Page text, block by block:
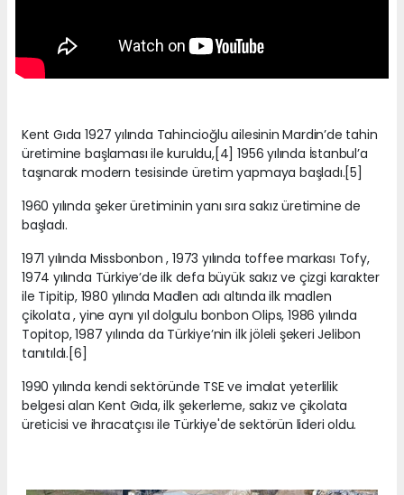
Kent Gıda 1927 yılında Tahincioğlu ailesinin Mardin’de tahin
üretimine başlaması ile kuruldu,[4] 1956 yılında İstanbul’a
taşınarak modern tesisinde üretim yapmaya başladı.[5]
1960 yılında şeker üretiminin yanı sıra sakız üretimine de
başladı.
1971 yılında Missbonbon , 1973 yılında toffee markası Tofy,
1974 yılında Türkiye’de ilk defa büyük sakız ve çizgi karakter
ile Tipitip, 1980 yılında Madlen adı altında ilk madlen
çikolata , yine aynı yıl dolgulu bonbon Olips, 1986 yılında
Topitop, 1987 yılında da Türkiye’nin ilk jöleli şekeri Jelibon
tanıtıldı.[6]
1990 yılında kendi sektöründe TSE ve imalat yeterlilik
belgesi alan Kent Gıda, ilk şekerleme, sakız ve çikolata
üreticisi ve ihracatçısı ile Türkiye'de sektörün lideri oldu.